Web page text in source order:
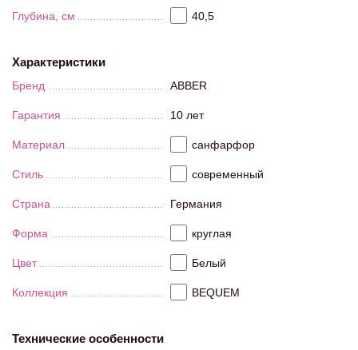
Глубина, см 40,5
Характеристики
Бренд ABBER
Гарантия 10 лет
Материал санфарфор
Стиль современный
Страна Германия
Форма круглая
Цвет Белый
Коллекция BEQUEM
Технические особенности